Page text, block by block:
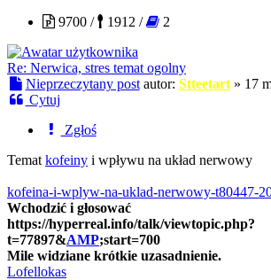
9700 /
1912 / 2
Re: Nerwica, stres temat ogolny
Nieprzeczytany post autor: Stteetart» 17
Cytuj
Zgłoś
Temat kofeiny i wpływu na układ nerwowy
kofeina-i-wplyw-na-uklad-nerwowy-t80447-
Wchodzić i głosować
https://hyperreal.info/talk/viewtopic.php?
t=77897&AMP;start=700
Mile widziane krótkie uzasadnienie.
Lofellokas